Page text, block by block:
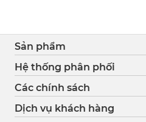
Sản phẩm
Hệ thống phân phối
Các chính sách
Dịch vụ khách hàng